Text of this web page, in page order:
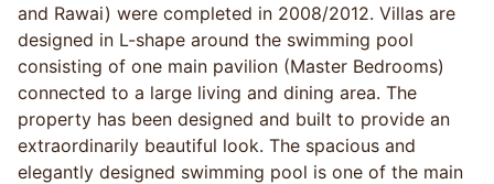
and Rawai) were completed in 2008/2012. Villas are
designed in L-shape around the swimming pool
consisting of one main pavilion (Master Bedrooms)
connected to a large living and dining area. The
property has been designed and built to provide an
extraordinarily beautiful look. The spacious and
elegantly designed swimming pool is one of the main